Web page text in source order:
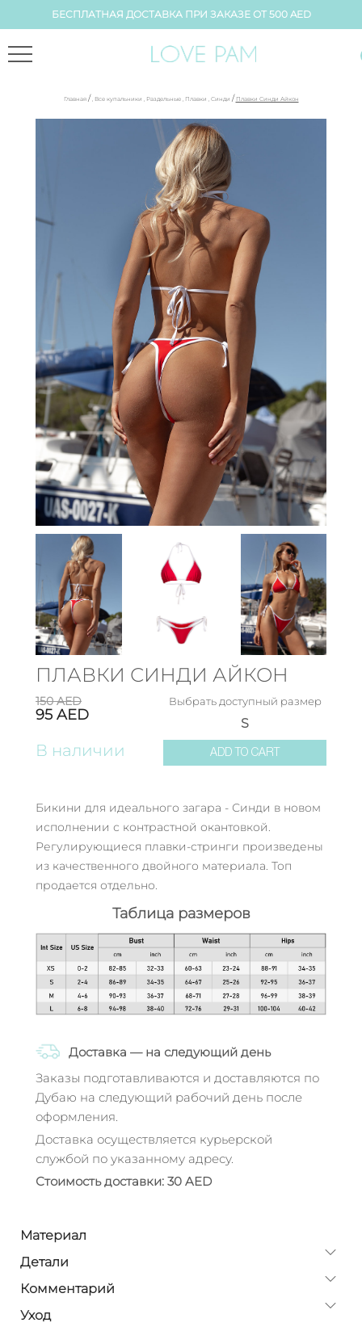
БЕСПЛАТНАЯ ДОСТАВКА ПРИ ЗАКАЗЕ ОТ 500 AED
Главная / , Все купальники , Раздельные, Плавки , Синди / Плавки Синди Айкон
ПЛАВКИ СИНДИ АЙКОН
150AED
95 AED
В наличии
Выбрать доступный размер
S
ADD TO CART
Бикини для идеального загара - Синди в новом
исполнении с контрастной окантовкой.
Регулирующиеся плавки-стринги произведены
из качественного двойного материала. Топ
продается отдельно.
Таблица размеров
Доставка — на следующий день
Заказы подготавливаются и доставляются по
Дубаю на следующий рабочий день после
оформления.
Доставка осуществляется курьерской
службой по указанному адресу.
Стоимость доставки: 30 AED
Материал
Детали
Комментарий
Уход